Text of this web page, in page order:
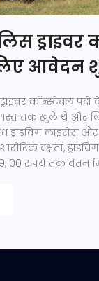
ड्राइवर
आवेदन
कॉन्स्टेबल
तक खुले थे और
ड्राइविंग लाइसेंस
शारीरिक दक्षता,
रुपये तक वेतन